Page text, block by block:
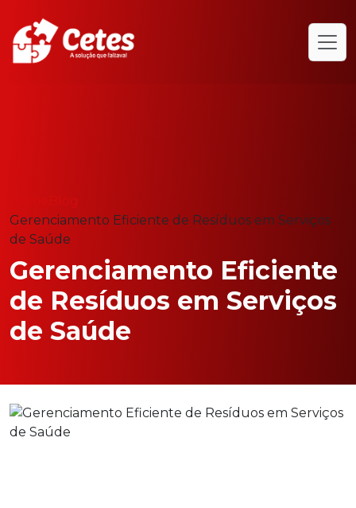
Blog
Gerenciamento Eficiente de Resíduos em Serviços
de Saúde
Gerenciamento Eficiente
de Resíduos em Serviços
de Saúde